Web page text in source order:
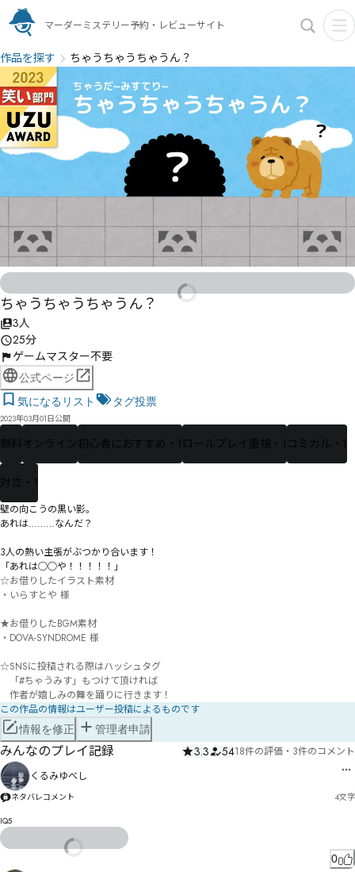
マーダーミステリー予約・レビューサイト
作品を探す ちゃうちゃうちゃうん？
ちゃうちゃうちゃうん？
3人
25分
ゲームマスター不要
公式ページ
気になるリスト
タグ投票
2023年03月01日公開
無料 オンライン 初心者におすすめ・1 ロールプレイ重視・1 コミカル・1
対立・1
壁の向こうの黒い影。
あれは………なんだ？
3人の熱い主張がぶつかり合います！
「あれは○○や！！！！！」
☆お借りしたイラスト素材
・いらすとや 様
★お借りしたBGM素材
・DOVA-SYNDROME 様
☆SNSに投稿される際はハッシュタグ
「#ちゃうみす」もつけて頂ければ
作者が嬉しみの舞を踊りに行きます！
この作品の情報はユーザー投稿によるものです
情報を修正 管理者申請
みんなのプレイ記録 3.3 5418件の評価 ・ 3件のコメント
くるみゆべし
ネタバレコメント 4文字
IQ5
0